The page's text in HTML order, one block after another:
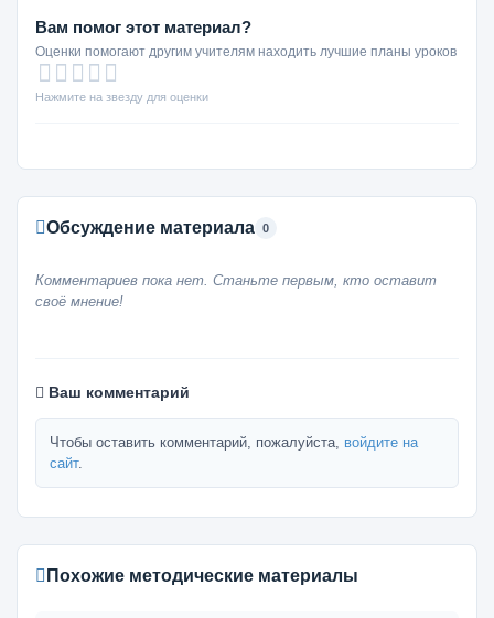
Вам помог этот материал?
Оценки помогают другим учителям находить лучшие планы уроков
Нажмите на звезду для оценки
Обсуждение материала 0
Комментариев пока нет. Станьте первым, кто оставит
своё мнение!
Ваш комментарий
Чтобы оставить комментарий, пожалуйста, войдите на
сайт.
Похожие методические материалы